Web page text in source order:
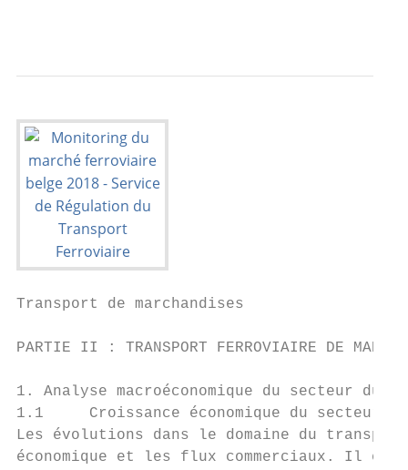
Transport de marchandises
PARTIE II : TRANSPORT FERROVIAIRE DE
1. Analyse macroéconomique du secteur du
1.1     Croissance économique du secteur
Les évolutions dans le domaine du
économique et les flux commerciaux. Il